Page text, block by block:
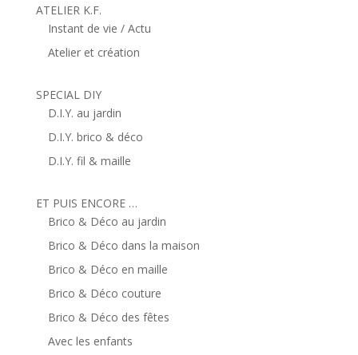
ATELIER K.F.
Instant de vie / Actu
Atelier et création
SPECIAL DIY
D.I.Y. au jardin
D.I.Y. brico & déco
D.I.Y. fil & maille
ET PUIS ENCORE …
Brico & Déco au jardin
Brico & Déco dans la maison
Brico & Déco en maille
Brico & Déco couture
Brico & Déco des fêtes
Avec les enfants